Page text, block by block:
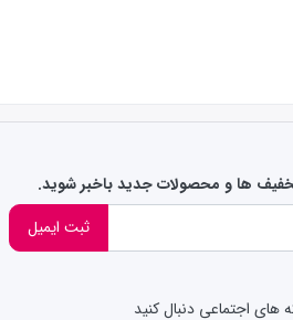
ها و محصولات جدید باخبر شوید.
ثبت ایمیل
های اجتماعی دنبال کنید